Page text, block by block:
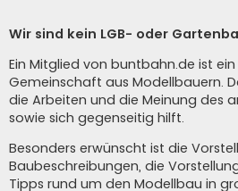
Wir sind kein LGB- oder
Ein Mitglied von buntbahn.de ist
Gemeinschaft aus Modellbauern.
die Arbeiten und die Meinung des
sowie sich gegenseitig hilft.
Besonders erwünscht ist die
Baubeschreibungen, die
Tipps rund um den Modellbau in